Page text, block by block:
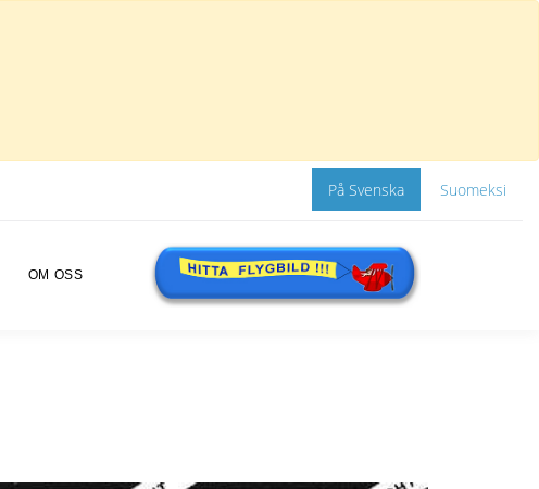
På Svenska Suomeksi
OM OSS